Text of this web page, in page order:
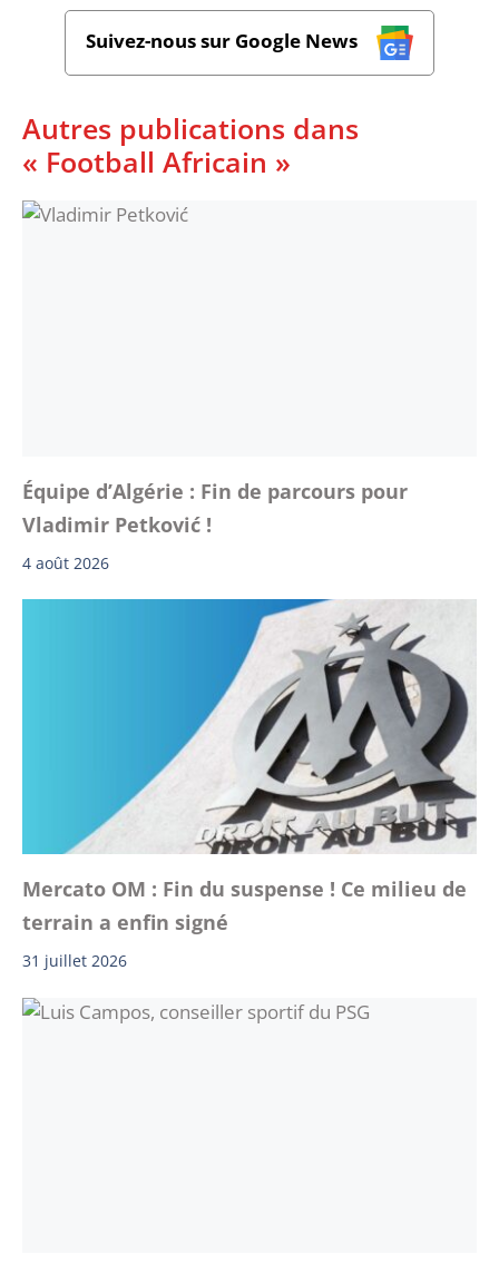
Suivez-nous sur Google News
Autres publications dans
« Football Africain »
Équipe d’Algérie : Fin de parcours pour
Vladimir Petković !
4 août 2026
Mercato OM : Fin du suspense ! Ce milieu de
terrain a enfin signé
31 juillet 2026